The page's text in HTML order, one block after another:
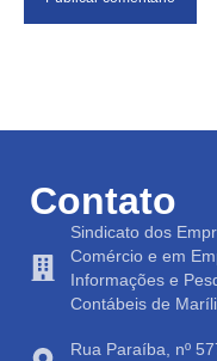
Contato
Sindicato dos
Comércio e em
Informações e
Contábeis de
Rua Paraíba, nº